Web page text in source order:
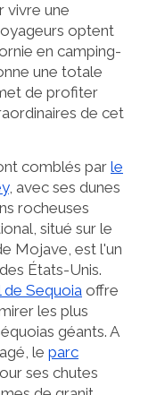
vivre une
optent
en camping-
une totale
de profiter
de cet
comblés par le
, avec ses dunes
rocheuses
situé sur le
Mojave, est l'un
États-Unis.
de Sequoia offre
les plus
géants. A
le parc
ses chutes